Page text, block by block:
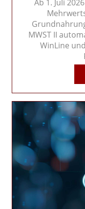
Ab 1. Juli
MWST II
WinLine